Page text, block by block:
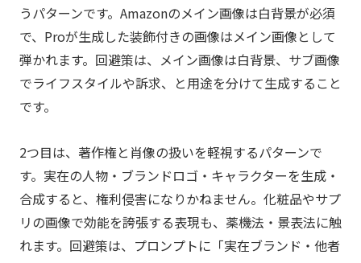
うパターンです。Amazonのメイン画像は白背景が必須
で、Proが生成した装飾付きの画像はメイン画像として
弾かれます。回避策は、メイン画像は白背景、サブ画像
でライフスタイルや訴求、と用途を分けて生成すること
です。
2つ目は、著作権と肖像の扱いを軽視するパターンで
す。実在の人物・ブランドロゴ・キャラクターを生成・
合成すると、権利侵害になりかねません。化粧品やサプ
リの画像で効能を誇張する表現も、薬機法・景表法に触
れます。回避策は、プロンプトに「実在ブランド・他者